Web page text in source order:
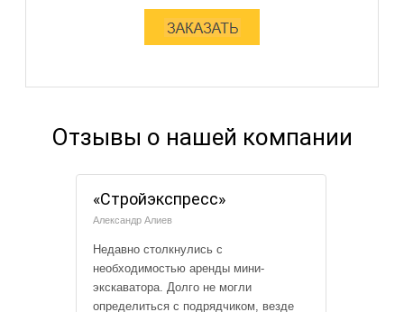
Отзывы о нашей компании
«Стройэкспресс»
Александр Алиев
Недавно столкнулись с
необходимостью аренды мини-
экскаватора. Долго не могли
определиться с подрядчиком, везде